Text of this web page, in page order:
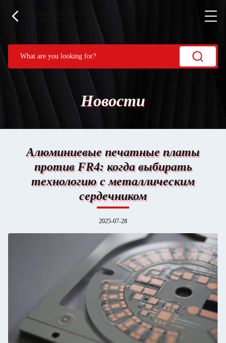
Новости
Алюминиевые печатные платы
против FR4: когда выбирать
технологию с металлическим
сердечником
2025-07-28